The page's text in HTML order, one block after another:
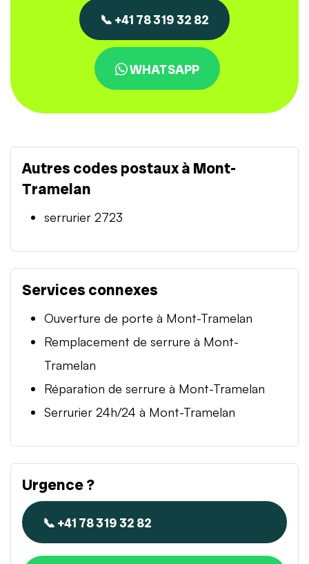
📞 +41 78 319 32 82
WHATSAPP
Autres codes postaux à Mont-
Tramelan
serrurier 2723
Services connexes
Ouverture de porte à Mont-Tramelan
Remplacement de serrure à Mont-
Tramelan
Réparation de serrure à Mont-Tramelan
Serrurier 24h/24 à Mont-Tramelan
Urgence ?
📞 +41 78 319 32 82